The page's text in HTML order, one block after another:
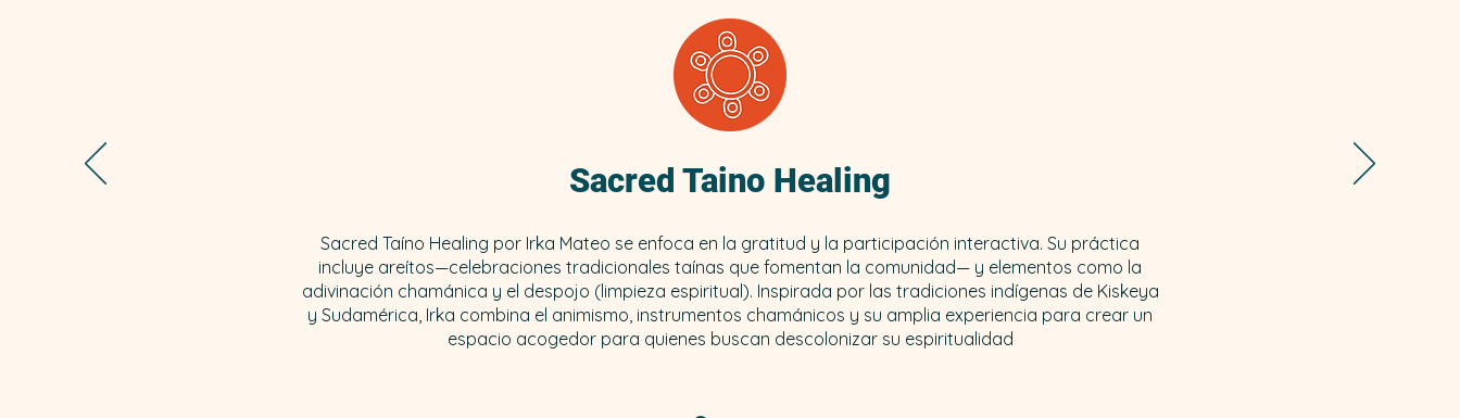
Sacred Taino Healing
Sacred Taíno Healing por Irka Mateo se enfoca en la gratitud y la participación interactiva. Su práctica
incluye areítos—celebraciones tradicionales taínas que fomentan la comunidad— y elementos como la
adivinación chamánica y el despojo (limpieza espiritual). Inspirada por las tradiciones indígenas de Kiskeya
y Sudamérica, Irka combina el animismo, instrumentos chamánicos y su amplia experiencia para crear un
espacio acogedor para quienes buscan descolonizar su espiritualidad